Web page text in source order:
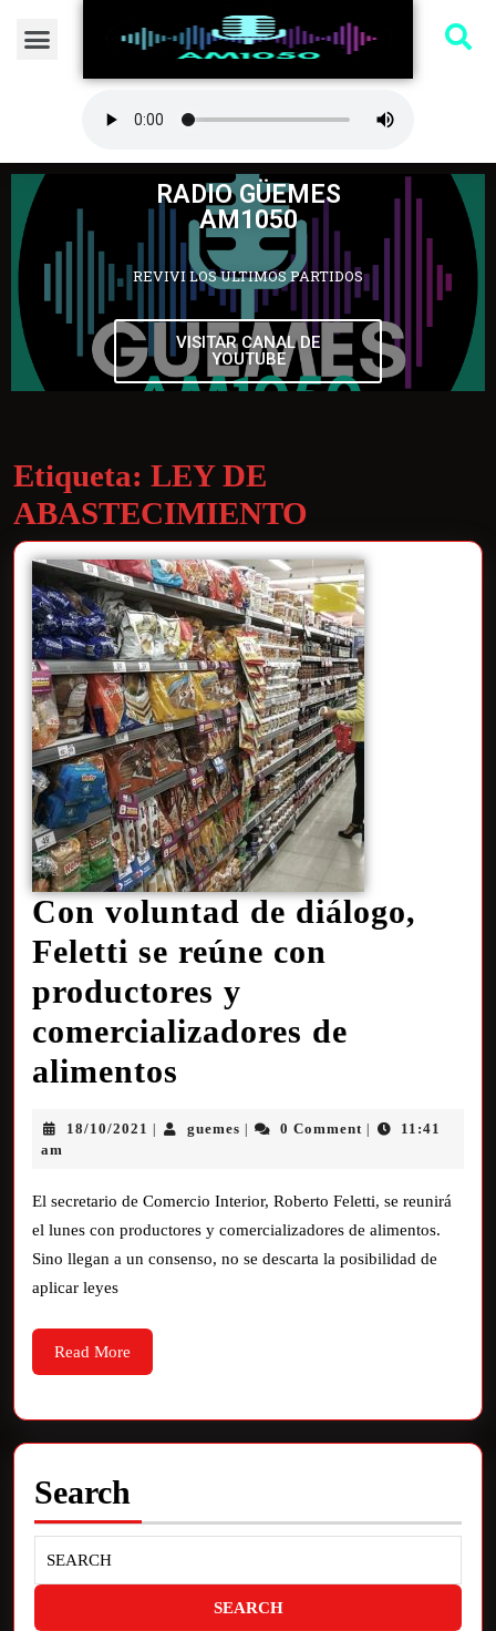
RADIO GÜEMES
AM1050
REVIVI LOS ULTIMOS PARTIDOS
VISITAR CANAL DE
YOUTUBE
Etiqueta: LEY DE
ABASTECIMIENTO
Con voluntad de diálogo,
Feletti se reúne con
productores y
comercializadores de
alimentos
18/10/2021 guemes 0 Comment
11:41
am
El secretario de Comercio Interior, Roberto Feletti, se reunirá
el lunes con productores y comercializadores de alimentos.
Sino llegan a un consenso, no se descarta la posibilidad de
aplicar leyes
Read More
Search